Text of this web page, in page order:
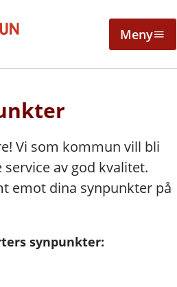
Meny
Vi som kommun vill bli
av god kvalitet.
emot dina synpunkter på
synpunkter: